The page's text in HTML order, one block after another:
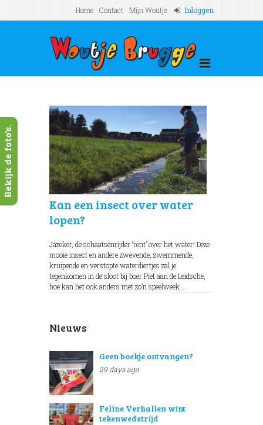
Home Contact Mijn Woutje Inloggen
Kan een insect over water
lopen?
Jazeker, de schaatsenrijder ‘rent’ over het water! Deze
mooie insect en andere zwevende, zwemmende,
kruipende en verstopte waterdiertjes zal je
tegenkomen in de sloot bij boer Piet aan de Leidsche,
hoe kan het ook anders met zo’n speelweek...
Nieuws
Geen boekje ontvangen?
29 days ago
Feline Verhallen wint
tekenwedstrijd
Bekijk de foto's.